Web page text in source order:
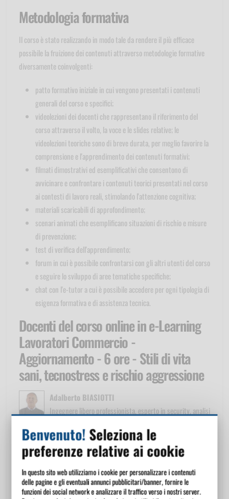
Metodologia formativa
Il corso è stato realizzando in modo tale da rendere il più efficace
possibile la fruizione dei contenuti attraverso metodologie formative
diversamente coinvolgenti:
patto formativo iniziale in cui vengono presentati i contenuti
generali del corso e specifici;
videolezioni dei docenti che rappresentano il riferimento del
corso attraverso il volto, la voce e le slides relative; le
videolezioni teoriche sono di breve durata, per meglio favorire la
comprensione e l'apprendimento dei contenuti formativi;
filmati dimostrativi ed esemplificativi che consentono di
avvicinare e confrontare i contenuti teorici presentati nel corso
ai contesti di lavoro reali, stimolando l'attenzione cognitiva;
materiali scaricabili di approfondimento;
scenari animati che esemplificano situazioni di rischio e misure
di prevenzione;
test di verifica dell'apprendimento;
forum in cui è possibile confrontarsi con gli altri utenti del corso
e seguire lo sviluppo di aree tematiche specifiche;
chat con l'e-tutor a cui è possibile accedere per ogni tipologia di
esigenza formativa e di assistenza tecnica.
Docenti del corso online in e-Learning
Lavoratori Commercio -
Aggiornamento - 6 ore - Stili di vita
sani, tecnostress e rischio aggressione
Adalberto BIASIOTTI
Ingegnere libero professionista, esperto in security, analisi
numerosi volumi divulgativi sulla sicurezza e sulle tecnologie
avanzate, si occupa di ambienti complessi in ambito bancario,
direttore di riviste specializzate, vanta un'ampia esperienza nella
formazione del personale pubblico e privato per la gestione delle
Benvenuto! Seleziona le
preferenze relative ai cookie
In questo sito web utilizziamo i cookie per personalizzare i contenuti
delle pagine e gli eventuali annunci pubblicitari/banner, fornire le
funzioni dei social network e analizzare il traffico verso i nostri server.